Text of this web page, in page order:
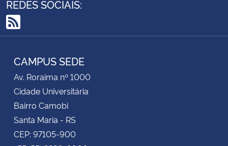
REDES SOCIAIS:
RSS
CAMPUS SEDE
Av. Roraima nº 1000
Cidade Universitária
Bairro Camobi
Santa Maria - RS
CEP: 97105-900